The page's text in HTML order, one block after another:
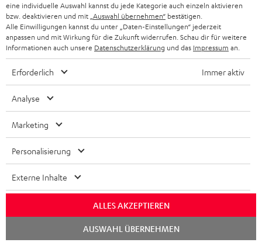
„Teufel setzt mit seinen WLAN-Boxen ganz eigene
eine individuelle Auswahl kannst du jede Kategorie auch einzeln aktivieren
bzw. deaktivieren und mit „Auswahl übernehmen“ bestätigen.
Alle Einwilligungen kannst du unter „Daten-Einstellungen“ jederzeit
anpassen und mit Wirkung für die Zukunft widerrufen. Schau dir für weitere
Informationen auch unsere Datenschutzerklärung und das Impressum an.
Erforderlich Immer aktiv
Analyse
Marketing
Personalisierung
Externe Inhalte
ALLES AKZEPTIEREN
AUSWAHL ÜBERNEHMEN